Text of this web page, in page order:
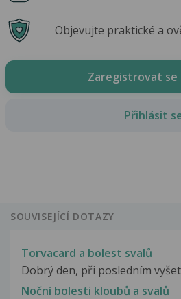
Objevujte praktické a
Zaregistrovat se
Přihlásit
SOUVISEJÍCÍ DOTAZY
Torvacard a bolest svalů
Dobrý den, při posledním
Noční bolesti kloubů a svalů